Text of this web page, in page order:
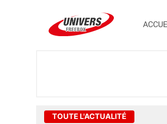
TOUTE L'ACTUALITÉ